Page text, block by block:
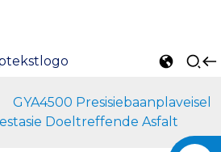
GYA4500 Presisiebaanplaveisel
Doeltreffende Asfalt